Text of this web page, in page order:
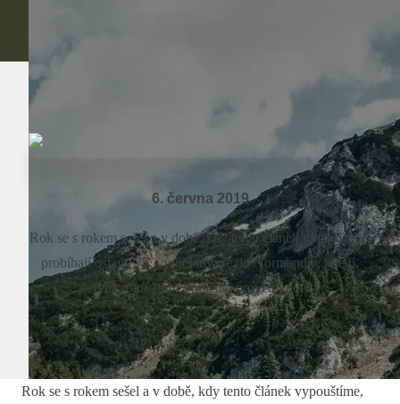
6. června 2019
Rok se s rokem sešel a v době, kdy tento článek vypouštíme,
probíhají oslavy 75. výročí invaze do Normandie, kde 6.
června roku 1944 Spojenci provedli úder...
Rok se s rokem sešel a v době, kdy tento článek vypouštíme,